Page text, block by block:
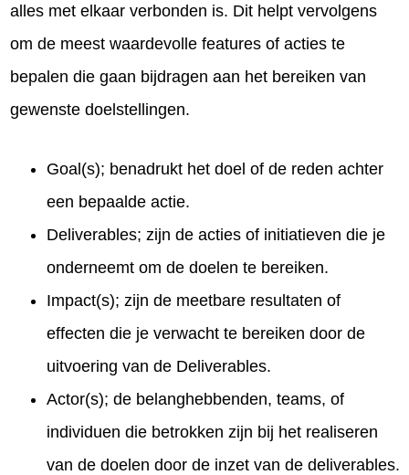
alles met elkaar verbonden is. Dit helpt vervolgens
om de meest waardevolle features of acties te
bepalen die gaan bijdragen aan het bereiken van
gewenste doelstellingen.
Goal(s); benadrukt het doel of de reden achter
een bepaalde actie.
Deliverables; zijn de acties of initiatieven die je
onderneemt om de doelen te bereiken.
Impact(s); zijn de meetbare resultaten of
effecten die je verwacht te bereiken door de
uitvoering van de Deliverables.
Actor(s); de belanghebbenden, teams, of
individuen die betrokken zijn bij het realiseren
van de doelen door de inzet van de deliverables.